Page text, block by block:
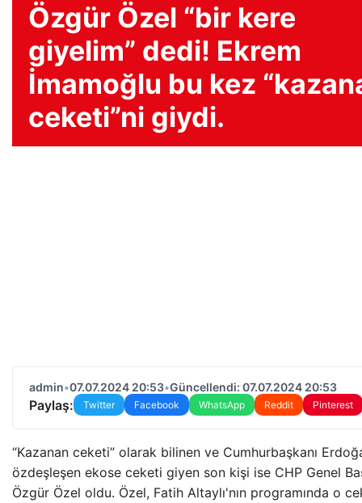
Özgür Özel “bir kere
giyelim” dedi! Ekrem
İmamoğlu bu kez
ceketi”ni giydi.
admin•07.07.2024 20:53•Güncellendi: 07.07.2024 20:53
Paylaş: Twitter Facebook WhatsApp Reddit Pinterest
“Kazanan ceketi” olarak bilinen ve Cumhurbaşkanı
özdeşleşen ekose ceketi giyen son kişi ise CHP Genel
Özgür Özel oldu. Özel, Fatih Altaylı'nın programında o